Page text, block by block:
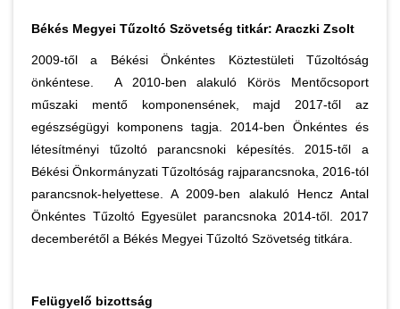
Békés Megyei Tűzoltó Szövetség titkár: Araczki Zsolt
2009-től a Békési Önkéntes Köztestületi Tűzoltóság
önkéntese. A 2010-ben alakuló Körös Mentőcsoport
műszaki mentő komponensének, majd 2017-től az
egészségügyi komponens tagja. 2014-ben Önkéntes és
létesítményi tűzoltó parancsnoki képesítés. 2015-től a
Békési Önkormányzati Tűzoltóság rajparancsnoka, 2016-tól
parancsnok-helyettese. A 2009-ben alakuló Hencz Antal
Önkéntes Tűzoltó Egyesület parancsnoka 2014-től. 2017
decemberétől a Békés Megyei Tűzoltó Szövetség titkára.
Felügyelő bizottság